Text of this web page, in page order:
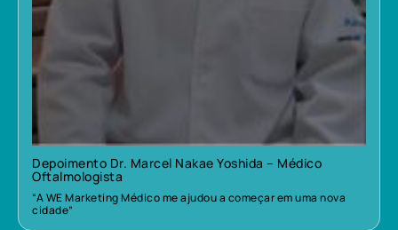
Depoimento Dr. Marcel Nakae Yoshida – Médico
Oftalmologista
“A WE Marketing Médico me ajudou a começar em uma nova
cidade”